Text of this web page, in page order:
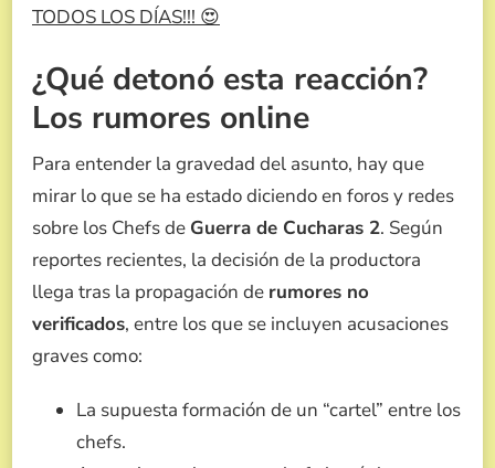
TODOS LOS DÍAS!!! 😍
¿Qué detonó esta reacción?
Los rumores online
Para entender la gravedad del asunto, hay que
mirar lo que se ha estado diciendo en foros y redes
sobre los Chefs de Guerra de Cucharas 2. Según
reportes recientes, la decisión de la productora
llega tras la propagación de rumores no
verificados, entre los que se incluyen acusaciones
graves como:
La supuesta formación de un “cartel” entre los
chefs.